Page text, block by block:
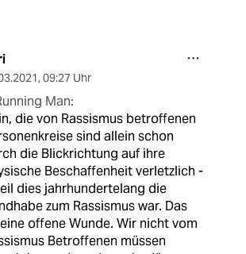
, 09:27 Uhr
Man:
die von Rassismus betroffenen
sind allein schon
die Blickrichtung auf ihre
Beschaffenheit verletzlich -
dies jahrhundertelang die
zum Rassismus war. Das
offene Wunde. Wir nicht vom
Betroffenen müssen